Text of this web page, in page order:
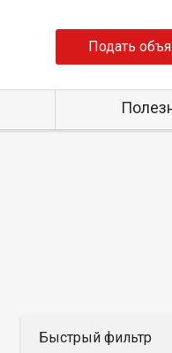
Подать
Быстрый фильтр